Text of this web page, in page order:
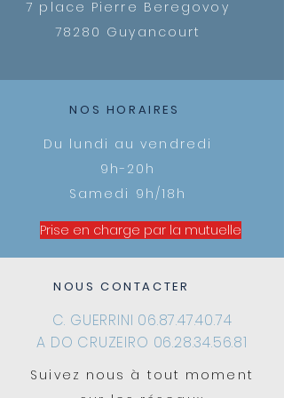
7 place Pierre Beregovoy
78280 Guyancourt
NOS HORAIRES
Du lundi au vendredi
9h-20h
Samedi 9h/18h
Prise en charge par la mutuelle
NOUS CONTACTER
C. GUERRINI 06.87.47.40.74
A DO CRUZEIRO 06.28.34.56.81
Suivez nous à tout moment